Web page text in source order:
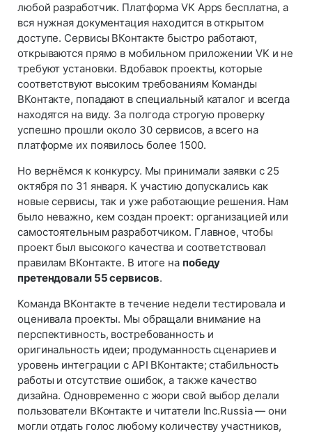
любой разработчик. Платформа VK Apps бесплатна, а
вся нужная документация находится в открытом
доступе. Сервисы ВКонтакте быстро работают,
открываются прямо в мобильном приложении VK и не
требуют установки. Вдобавок проекты, которые
соответствуют высоким требованиям Команды
ВКонтакте, попадают в специальный каталог и всегда
находятся на виду. За полгода строгую проверку
успешно прошли около 30 сервисов, а всего на
платформе их появилось более 1500.
Но вернёмся к конкурсу. Мы принимали заявки с 25
октября по 31 января. К участию допускались как
новые сервисы, так и уже работающие решения. Нам
было неважно, кем создан проект: организацией или
самостоятельным разработчиком. Главное, чтобы
проект был высокого качества и соответствовал
правилам ВКонтакте. В итоге на победу
претендовали 55 сервисов.
Команда ВКонтакте в течение недели тестировала и
оценивала проекты. Мы обращали внимание на
перспективность, востребованность и
оригинальность идеи; продуманность сценариев и
уровень интеграции с API ВКонтакте; стабильность
работы и отсутствие ошибок, а также качество
дизайна. Одновременно с жюри свой выбор делали
пользователи ВКонтакте и читатели Inc.Russia — они
могли отдать голос любому количеству участников,